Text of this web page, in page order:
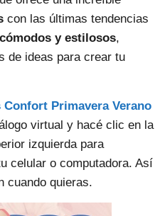
con las últimas tendencias
y estilosos,
de ideas para crear tu
Primavera Verano
virtual y hacé clic en la
izquierda para
celular o computadora. Así
cuando quieras.